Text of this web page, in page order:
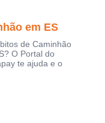
em ES
de Caminhão
O Portal do
te ajuda e o